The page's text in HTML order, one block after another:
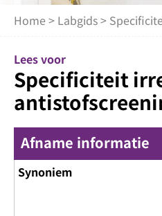
Home > Labgids>
Lees voor
Specificiteit
Afname informatie
Synoniem